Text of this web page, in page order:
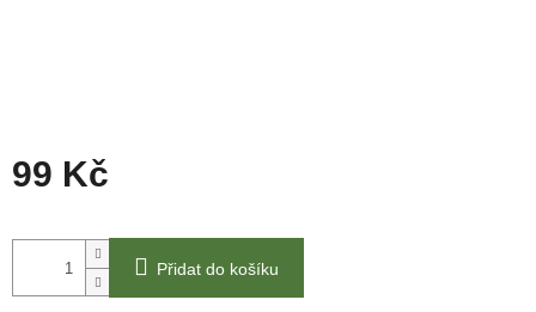
99 Kč
cena:
Přidat do košíku